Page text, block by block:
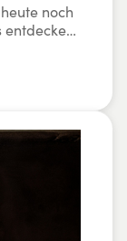
noch
entdecken
seine